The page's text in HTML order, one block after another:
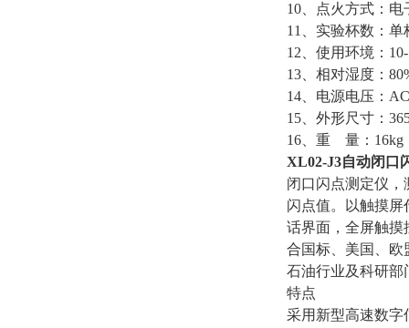
10、点火方式：
11、实验杯数：单
12、使用环境：
13、相对湿度：
14、电源电压：
15、外形尺寸：
16、重 量：16kg
XL02-J3自动闭口
闭口闪点测定仪
闪点值。以触摸
话界面，全屏触摸
合国标、美国、欧
石油行业及科研部
特点
采用新型高速数字